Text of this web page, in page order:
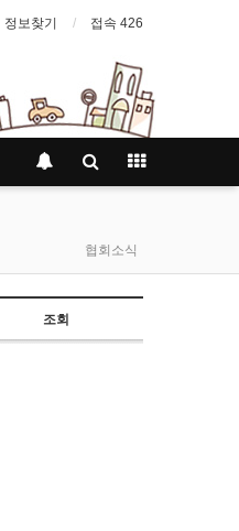
정보찾기 접속 426
협회소식
조회